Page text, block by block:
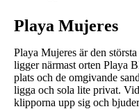
Playa Mujeres
Playa Mujeres är den
ligger närmast orten Playa
plats och de omgivande
ligga och sola lite privat.
klipporna upp sig och